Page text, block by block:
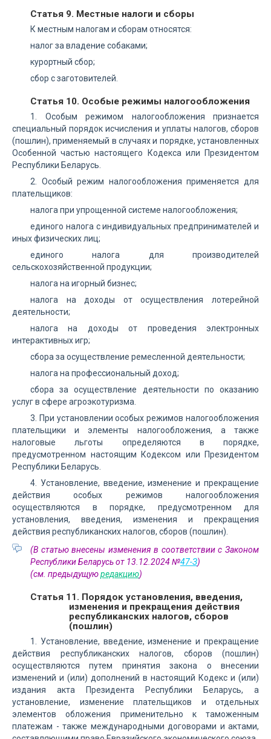
Статья 9. Местные налоги и сборы
К местным налогам и сборам относятся:
налог за владение собаками;
курортный сбор;
сбор с заготовителей.
Статья 10. Особые режимы налогообложения
1. Особым режимом налогообложения признается
специальный порядок исчисления и уплаты налогов, сборов
(пошлин), применяемый в случаях и порядке, установленных
Особенной частью настоящего Кодекса или Президентом
Республики Беларусь.
2. Особый режим налогообложения применяется для
плательщиков:
налога при упрощенной системе налогообложения;
единого налога с индивидуальных предпринимателей и
иных физических лиц;
единого налога для производителей
сельскохозяйственной продукции;
налога на игорный бизнес;
налога на доходы от осуществления лотерейной
деятельности;
налога на доходы от проведения электронных
интерактивных игр;
сбора за осуществление ремесленной деятельности;
налога на профессиональный доход;
сбора за осуществление деятельности по оказанию
услуг в сфере агроэкотуризма.
3. При установлении особых режимов налогообложения
плательщики и элементы налогообложения, а также
налоговые льготы определяются в порядке,
предусмотренном настоящим Кодексом или Президентом
Республики Беларусь.
4. Установление, введение, изменение и прекращение
действия особых режимов налогообложения
осуществляются в порядке, предусмотренном для
установления, введения, изменения и прекращения
действия республиканских налогов, сборов (пошлин).
(В статью внесены изменения в соответствии с Законом
Республики Беларусь от 13.12.2024 №47-З)
(см. предыдущуюредакцию)
Статья 11. Порядок установления, введения,
изменения и прекращения действия
республиканских налогов, сборов
(пошлин)
1. Установление, введение, изменение и прекращение
действия республиканских налогов, сборов (пошлин)
осуществляются путем принятия закона о внесении
изменений и (или) дополнений в настоящий Кодекс и (или)
издания акта Президента Республики Беларусь, а
установление, изменение плательщиков и отдельных
элементов обложения применительно к таможенным
платежам - также международными договорами и актами,